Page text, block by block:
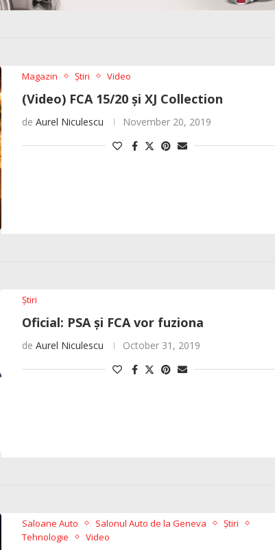
Magazin Știri Video
(Video) FCA 15/20 și XJ Collection
de Aurel Niculescu November 20, 2019
Știri
Oficial: PSA și FCA vor fuziona
de Aurel Niculescu October 31, 2019
Saloane Auto Salonul Auto de la Geneva
Știri
Tehnologie
Video